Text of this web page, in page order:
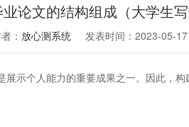
论文的结构组成（大学生写
： 放心测系统 发表时间：2023-05-
示个人能力的重要成果之一。因此，